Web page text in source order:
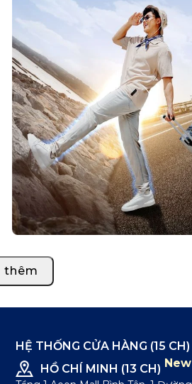
thêm
HỆ THỐNG CỬA HÀNG (15 CH)
HỒ CHÍ MINH (13 CH) New